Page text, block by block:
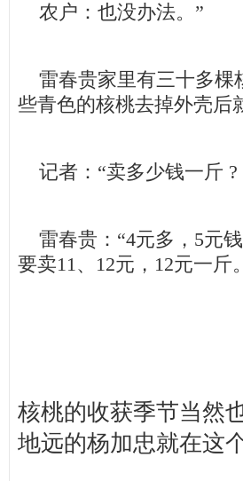
农户：也没办法。”
雷春贵家里有三十多棵
些青色的核桃去掉外壳后
记者：“卖多少钱一斤 ?
雷春贵：“4元多，5元
要卖11、12元，12元一斤
核桃的收获季节当然
地远的杨加忠就在这